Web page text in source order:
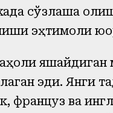
сўзлаша
эҳтимоли
эди. Янги
француз ва